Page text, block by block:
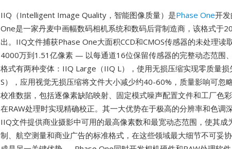
IIQ（Intelligent Image Quality，智能图像质量）是Phase One开
One是一家丹麦中画幅数码相机系统和数码后背制造商，该格式于
出。IIQ文件捕获Phase One大面积CCD和CMOS传感器的未处理
4000万到1.51亿像素 — 以每通道16位保留传感器的完整动态范围
格式有两种变体：IIQ Large（IIQ L），使用无损压缩实现零质量
S），应用视觉无损压缩将文件大小减少约40-60%，质量影响可忽
校准数据，包括逐像素缺陷映射、固定模式噪声配置文件和工厂色
在RAW处理时实现精确校正。其一大优势在于极高的分辨率和色调
IIQ文件提供商业摄影中可用的最高像素数和最宽动态范围，使其成
制、航空测量和商业广告的标准格式，在这些领域最大细节不可妥